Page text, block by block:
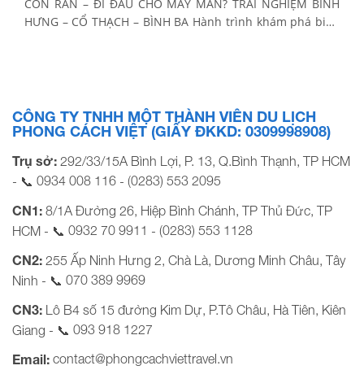
CON RẮN – ĐI ĐÂU CHO MAY MẮN? TRẢI NGHIỆM BÌNH
HƯNG – CỔ THẠCH – BÌNH BA Hành trình khám phá biển
CÔNG TY TNHH MỘT THÀNH VIÊN DU LỊCH
PHONG CÁCH VIỆT (GIẤY ĐKKD: 0309998908)
Trụ sở: 292/33/15A Bình Lợi, P. 13, Q.Bình Thạnh, TP HCM
- 📞 0934 008 116 - (0283) 553 2095
CN1: 8/1A Đường 26, Hiệp Bình Chánh, TP Thủ Đức, TP
HCM - 📞 0932 70 9911 - (0283) 553 1128
CN2: 255 Ấp Ninh Hưng 2, Chà Là, Dương Minh Châu, Tây
Ninh - 📞 070 389 9969
CN3: Lô B4 số 15 đường Kim Dự, P.Tô Châu, Hà Tiên, Kiên
Giang - 📞 093 918 1227
Email: contact@phongcachviettravel.vn